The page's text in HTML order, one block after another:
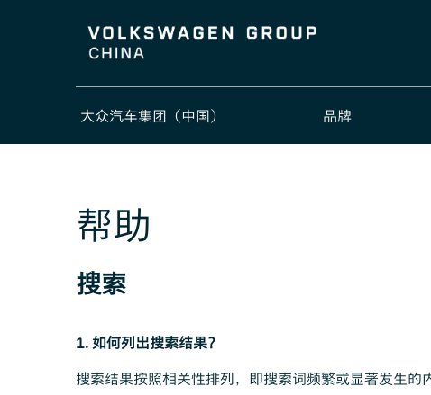
大众汽车集团（中国） 品牌
帮助
搜索
1. 如何列出搜索结果？
搜索结果按照相关性排列，即搜索词频繁或显著发生的